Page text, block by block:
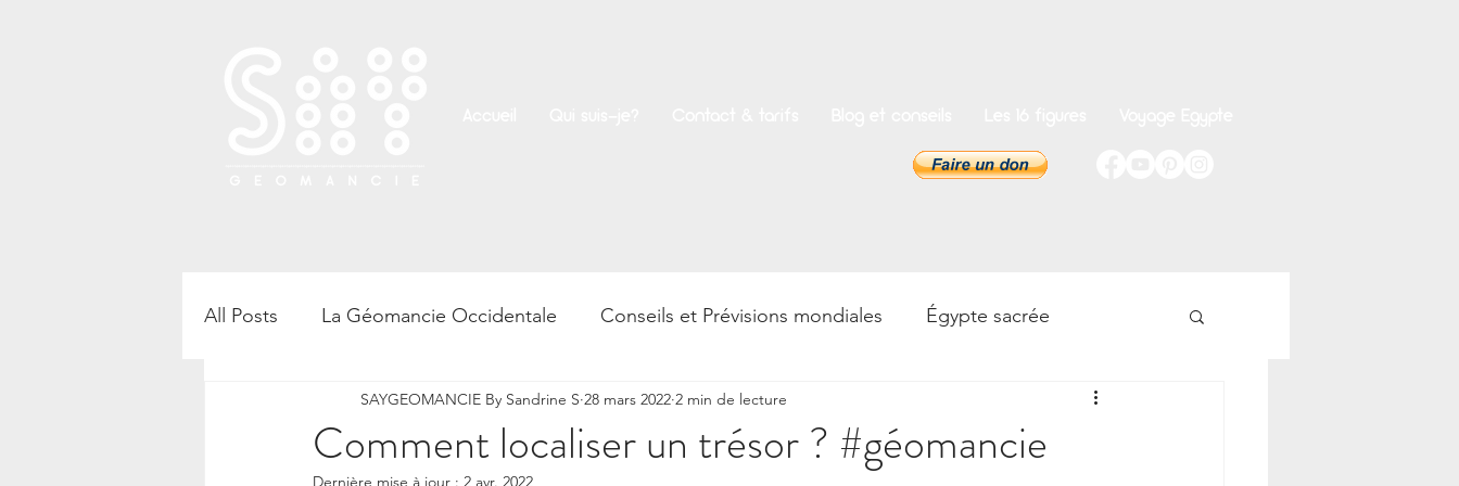
All Posts La Géomancie Occidentale Conseils et Prévisions mondiales Égypte sacrée
Rencontre, atelier et conférences Bien-être Psycho & Développement personnel
Comment localiser un trésor ? #géomancie
SAYGEOMANCIE By Sandrine S 28 mars 2022 2 min de lecture
Dernière mise à jour : 2 avr. 2022